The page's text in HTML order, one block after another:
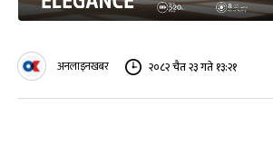
अनलाइनखबर २०८२ चैत २३ गते १३:२१